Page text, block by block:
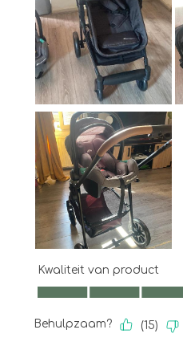
Kwaliteit van product
Kwaliteit van product, 5.0
Behulpzaam? (15)